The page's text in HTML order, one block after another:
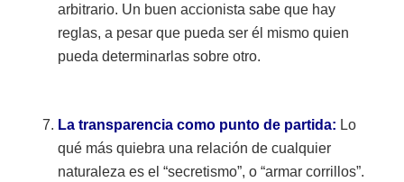
arbitrario. Un buen accionista sabe que hay
reglas, a pesar que pueda ser él mismo quien
pueda determinarlas sobre otro.
La transparencia como punto de partida: Lo
qué más quiebra una relación de cualquier
naturaleza es el “secretismo”, o “armar corrillos”.